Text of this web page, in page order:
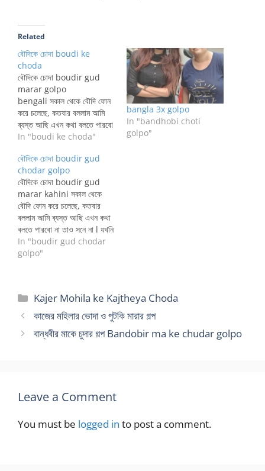
Related
বৌদিকে চোদা boudi ke
choda
বৌদিকে চোদা boudir gud
marar golpo
bengali সকাল থেকে বৌদি ফোন
করে চলেছে, কতবার বললাম আমি
ব্যস্ত আছি এখন কথা বলতে পারবো
না তাও সনে না l যখনি ফোন করে শুধু
ইচ্ছা হচ্ছিলো তাই ফোন করলাম”
আর একটা প্রশ্ন “তুমি কবে আসবে
?” নিজের বরেরও মনে হয়…
In "boudi ke choda"
bangla 3x golpo
In "bandhobi choti
golpo"
বৌদিকে চোদা boudir gud
chodar golpo
বৌদিকে চোদা boudir gud
marar kahini সকাল থেকে
বৌদি ফোন করে চলেছে, কতবার
বললাম আমি ব্যস্ত আছি এখন কথা
বলতে পারবো না তাও সনে না l যখনি
ফোন করে শুধু একই কথা “তোমার
আওয়াজ শুনতে ইচ্ছা হচ্ছিলো তাই
In "boudir gud chodar
golpo"
Categories
Kajer Mohila ke Kajtheya Choda
কাজের মহিলার ভোদা ও পুটকি মারার গল্প
বান্ধবীর মাকে চুদার গল্প Bandobir ma ke chudar golpo
Leave a Comment
You must be logged in to post a comment.